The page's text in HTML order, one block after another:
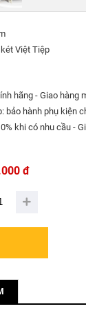
Việt Tiệp
hãng - Giao hàng
bảo hành phụ kiện
khi có nhu cầu -
đ